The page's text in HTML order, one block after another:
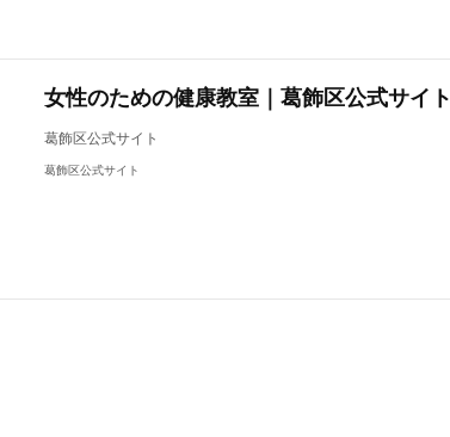
女性のための健康教室｜葛飾区公式サイト
葛飾区公式サイト
葛飾区公式サイト